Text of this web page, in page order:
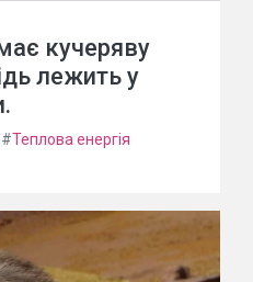
кучеряву
лежить у
#Теплова енергія